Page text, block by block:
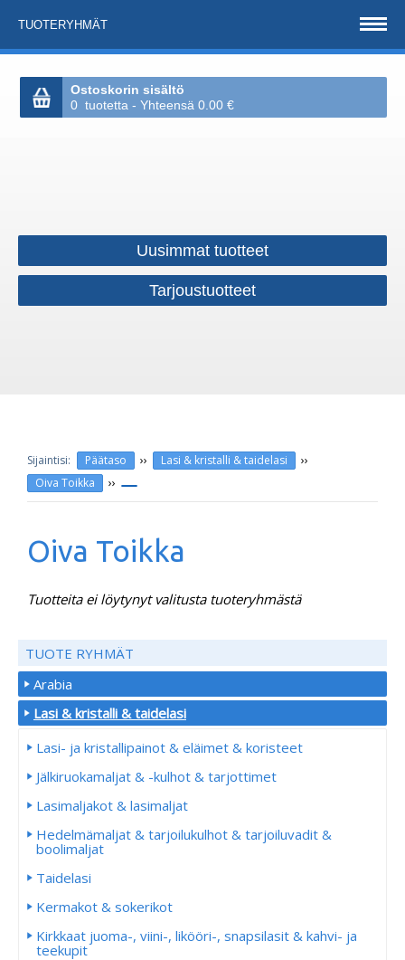
TUOTERYHMÄT
Ostoskorin sisältö
0 tuotetta - Yhteensä 0.00 €
Uusimmat tuotteet
Tarjoustuotteet
Päätaso ›› Lasi & kristalli & taidelasi ››
Oiva Toikka ››
Oiva Toikka
Tuotteita ei löytynyt valitusta tuoteryhmästä
TUOTE RYHMÄT
Arabia
Lasi & kristalli & taidelasi
Lasi- ja kristallipainot & eläimet & koristeet
Jälkiruokamaljat & -kulhot & tarjottimet
Lasimaljakot & lasimaljat
Hedelmämaljat & tarjoilukulhot & tarjoiluvadit &
boolimaljat
Taidelasi
Kermakot & sokerikot
Kirkkaat juoma-, viini-, likööri-, snapsilasit & kahvi- ja
teekupit